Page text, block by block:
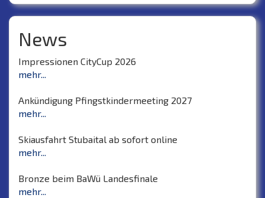
News
Impressionen CityCup 2026
mehr...
Ankündigung Pfingstkindermeeting 2027
mehr...
Skiausfahrt Stubaital ab sofort online
mehr...
Bronze beim BaWü Landesfinale
mehr...